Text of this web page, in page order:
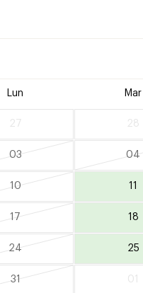
Lun Mar
27 28
03 04
10 11
17 18
24 25
31 01